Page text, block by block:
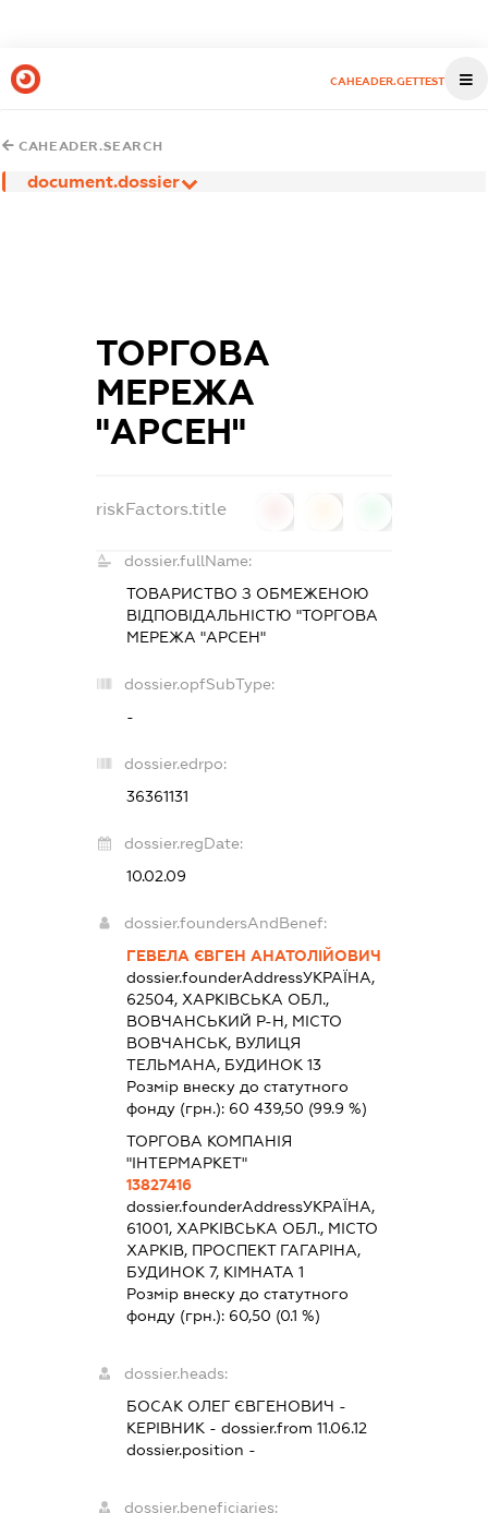
CAHEADER.GETTEST
CAHEADER.SEARCH
document.dossier
ТОРГОВА
МЕРЕЖА
"АРСЕН"
riskFactors.title
dossier.fullName:
ТОВАРИСТВО З ОБМЕЖЕНОЮ
ВІДПОВІДАЛЬНІСТЮ "ТОРГОВА
МЕРЕЖА "АРСЕН"
dossier.opfSubType:
-
dossier.edrpo:
36361131
dossier.regDate:
10.02.09
dossier.foundersAndBenef:
ГЕВЕЛА ЄВГЕН АНАТОЛІЙОВИЧ
dossier.founderAddressУКРАЇНА,
62504, ХАРКІВСЬКА ОБЛ.,
ВОВЧАНСЬКИЙ Р-Н, МІСТО
ВОВЧАНСЬК, ВУЛИЦЯ
ТЕЛЬМАНА, БУДИНОК 13
Розмір внеску до статутного
фонду (грн.): 60 439,50 (99.9 %)
ТОРГОВА КОМПАНІЯ
"ІНТЕРМАРКЕТ"
13827416
dossier.founderAddressУКРАЇНА,
61001, ХАРКІВСЬКА ОБЛ., МІСТО
ХАРКІВ, ПРОСПЕКТ ГАГАРІНА,
БУДИНОК 7, КІМНАТА 1
Розмір внеску до статутного
фонду (грн.): 60,50 (0.1 %)
dossier.heads:
БОСАК ОЛЕГ ЄВГЕНОВИЧ -
КЕРІВНИК - dossier.from 11.06.12
dossier.position -
dossier.beneficiaries: